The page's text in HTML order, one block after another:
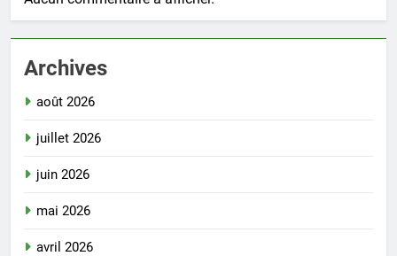
Archives
août 2026
juillet 2026
juin 2026
mai 2026
avril 2026